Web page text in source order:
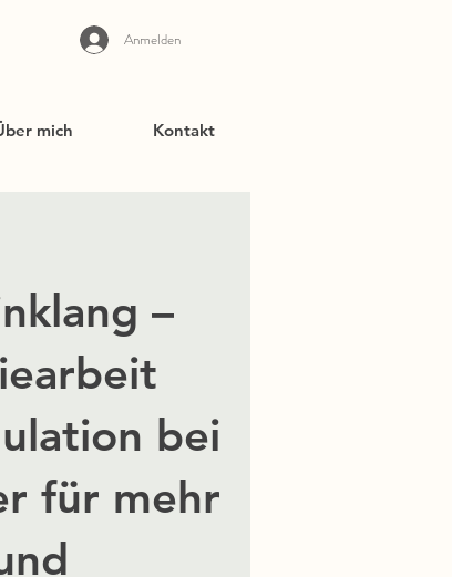
Anmelden
mich Kontakt
–
bei
für mehr